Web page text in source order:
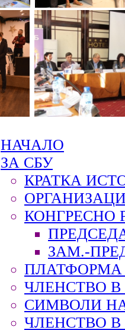
НАЧАЛО
ЗА СБУ
КРАТКА
КОНГРЕСНО
ЗАМ.-
ПЛАТФОРМА
ЧЛЕНСТВО В
СИМВОЛИ
ЧЛЕНСТВО